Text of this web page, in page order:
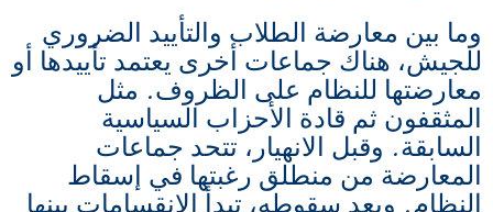
وما بين معارضة الطلاب والتأييد الضروري
للجيش، هناك جماعات أخرى يعتمد تأييدها أو
معارضتها للنظام على الظروف. مثل
المثقفون ثم قادة الأحزاب السياسية
السابقة. وقبل الانهيار، تتحد جماعات
المعارضة من منطلق رغبتها في إسقاط